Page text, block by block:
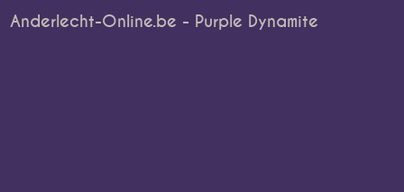
Anderlecht-Online.be - Purple Dynamite